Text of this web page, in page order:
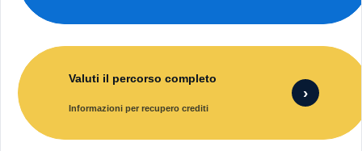
Valuti il percorso completo
Informazioni per recupero crediti
›